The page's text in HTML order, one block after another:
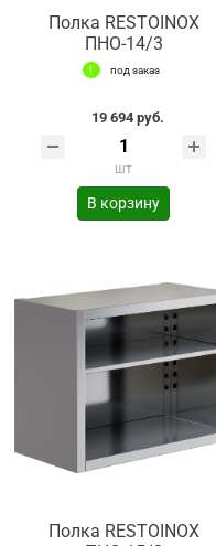
Полка RESTOINOX
ПНО-14/3
под заказ
19 694 руб.
шт
В корзину
Полка RESTOINOX